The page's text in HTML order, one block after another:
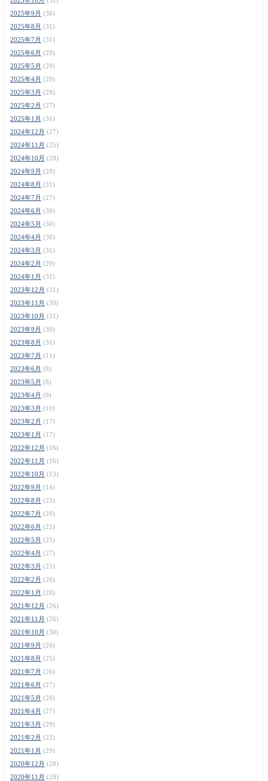
2025年9月 (30)
2025年8月 (31)
2025年7月 (31)
2025年6月 (29)
2025年5月 (29)
2025年4月 (29)
2025年3月 (28)
2025年2月 (27)
2025年1月 (31)
2024年12月 (27)
2024年11月 (25)
2024年10月 (28)
2024年9月 (28)
2024年8月 (31)
2024年7月 (27)
2024年6月 (30)
2024年5月 (30)
2024年4月 (30)
2024年3月 (31)
2024年2月 (29)
2024年1月 (31)
2023年12月 (31)
2023年11月 (30)
2023年10月 (31)
2023年9月 (30)
2023年8月 (31)
2023年7月 (11)
2023年6月 (8)
2023年5月 (8)
2023年4月 (9)
2023年3月 (10)
2023年2月 (17)
2023年1月 (17)
2022年12月 (16)
2022年11月 (16)
2022年10月 (13)
2022年9月 (14)
2022年8月 (23)
2022年7月 (20)
2022年6月 (22)
2022年5月 (25)
2022年4月 (27)
2022年3月 (25)
2022年2月 (26)
2022年1月 (28)
2021年12月 (26)
2021年11月 (26)
2021年10月 (30)
2021年9月 (26)
2021年8月 (25)
2021年7月 (26)
2021年6月 (27)
2021年5月 (28)
2021年4月 (27)
2021年3月 (29)
2021年2月 (22)
2021年1月 (29)
2020年12月 (28)
2020年11月 (28)